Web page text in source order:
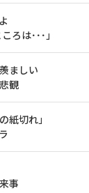
ろは･･･」
ましい
観
紙切れ」
事